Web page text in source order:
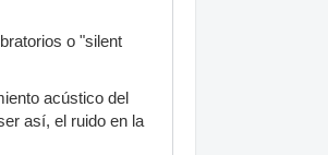
o "silent
acústico del
así, el ruido en la